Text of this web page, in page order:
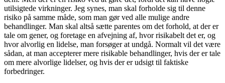
utilsigtede virkninger. Jeg synes, man skal forholde sig til denne
risiko på samme måde, som man gør ved alle mulige andre
behandlinger. Man skal altså sætte parentes om det forhold, at der er
tale om gener, og foretage en afvejning af, hvor risikabelt det er, og
hvor alvorlig en lidelse, man forsøger at undgå. Normalt vil det være
sådan, at man accepterer mere risikable behandlinger, hvis der er tale
om mere alvorlige lidelser, og hvis der er udsigt til faktiske
forbedringer.